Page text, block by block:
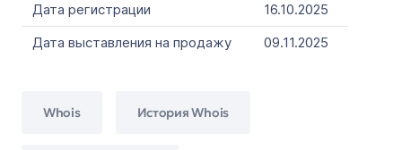
Дата регистрации
16.10.2025
Дата выставления на продажу
09.11.2025
Whois История Whois